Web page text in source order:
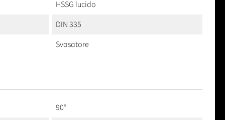
HSSG lucido
DIN 335
Svasatore
90°